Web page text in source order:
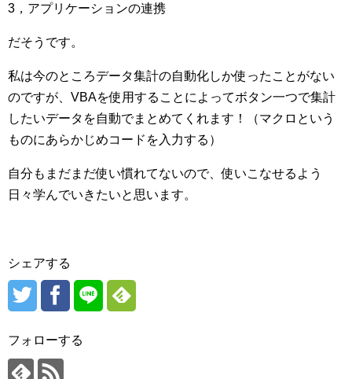
3，アプリケーションの連携
だそうです。
私は今のところデータ集計の自動化しか使ったことがない
のですが、VBAを使用することによってボタン一つで集計
したいデータを自動でまとめてくれます！（マクロという
ものにあらかじめコードを入力する）
自分もまだまだ使い慣れてないので、使いこなせるよう
日々学んでいきたいと思います。
シェアする
フォローする